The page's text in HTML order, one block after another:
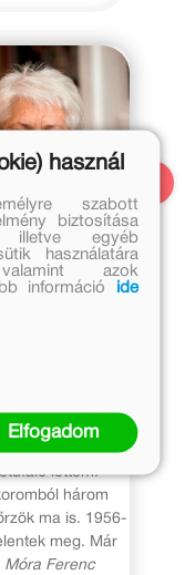
2.
lettem.
három
ma is. 1956-
meg. Már
Móra Ferenc
használ
szabott
biztosítása
illetve egyéb
használatára
azok
információ
ide
Elfogadom